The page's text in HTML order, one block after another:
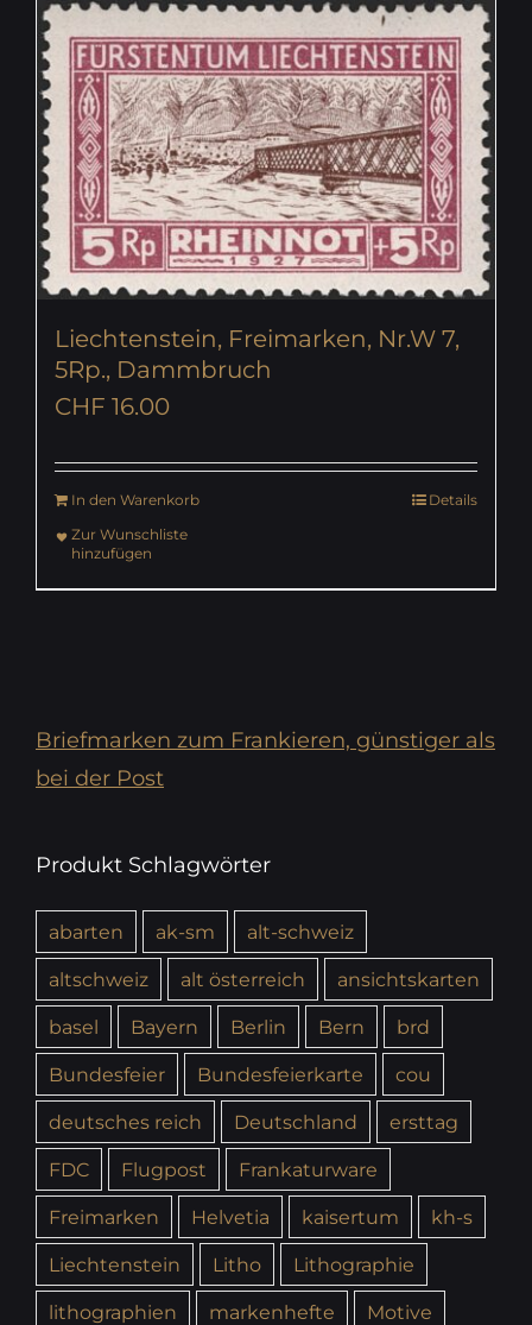
Liechtenstein, Freimarken, Nr.W 7,
5Rp., Dammbruch
CHF 16.00
In den Warenkorb
Details
Zur Wunschliste
hinzufügen
Briefmarken zum Frankieren, günstiger als
bei der Post
Produkt Schlagwörter
abarten ak-sm
alt-schweiz
altschweiz
alt österreich
ansichtskarten
basel
Bayern Berlin Bern
brd
Bundesfeier
Bundesfeierkarte
cou
deutsches reich
Deutschland
ersttag
FDC
Flugpost
Frankaturware
Freimarken
Helvetia kaisertum
kh-s
Liechtenstein
Litho
Lithographie
lithographien
markenhefte
Motive